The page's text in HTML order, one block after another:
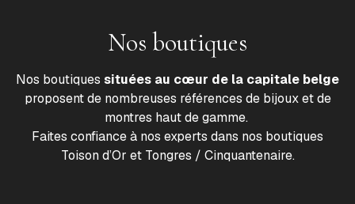
Nos boutiques
Nos boutiques situées au cœur de la capitale belge
proposent de nombreuses références de bijoux et de
montres haut de gamme.
Faites confiance à nos experts dans nos boutiques
Toison d’Or et Tongres / Cinquantenaire.